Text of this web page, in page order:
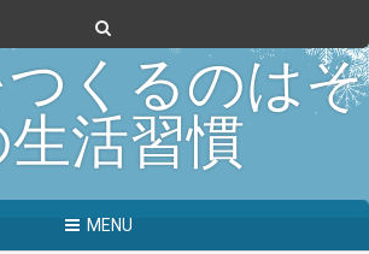
くるのはそ
活習慣
MENU